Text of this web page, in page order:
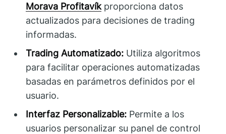
Morava Profitavíkproporciona datos
actualizados para decisiones de trading
informadas.
Trading Automatizado: Utiliza algoritmos
para facilitar operaciones automatizadas
basadas en parámetros definidos por el
usuario.
Interfaz Personalizable: Permite a los
usuarios personalizar su panel de control